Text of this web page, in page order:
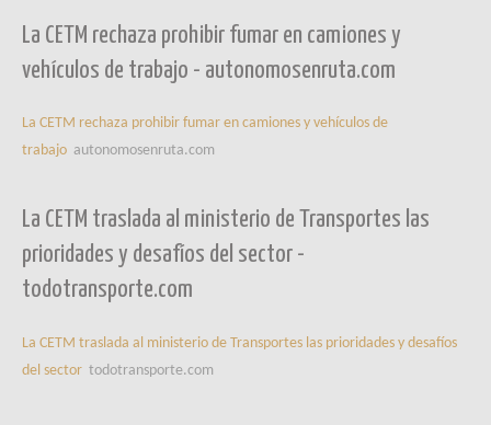
La CETM rechaza prohibir fumar en camiones y
vehículos de trabajo - autonomosenruta.com
La CETM rechaza prohibir fumar en camiones y vehículos de
trabajo autonomosenruta.com
La CETM traslada al ministerio de Transportes las
prioridades y desafíos del sector -
todotransporte.com
La CETM traslada al ministerio de Transportes las prioridades y desafíos
del sector todotransporte.com